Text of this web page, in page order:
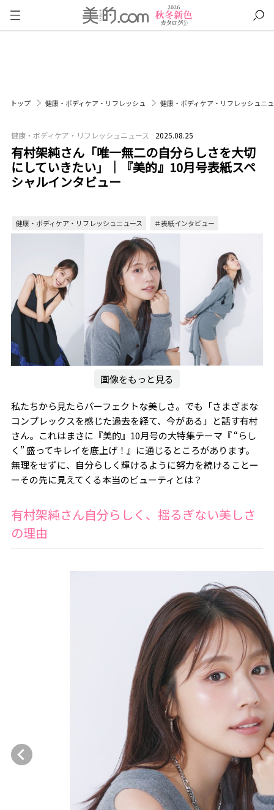
トップ 健康・ボディケア・リフレッシュ 健康・ボディケア・リフレッシュニ
健康・ボディケア・リフレッシュニュース 2025.08.25
有村架純さん「唯一無二の自分らしさを大切
にしていきたい」｜『美的』10月号表紙スペ
シャルインタビュー
健康・ボディケア・リフレッシュニュース ＃表紙インタビュー
画像をもっと見る
私たちから見たらパーフェクトな美しさ。でも「さまざまな
コンプレックスを感じた過去を経て、今がある」と話す有村
さん。これはまさに『美的』10月号の大特集テーマ『 “らし
く” 盛ってキレイを底上げ！』に通じるところがあります。
無理をせずに、自分らしく輝けるように努力を続けることー
ーその先に見えてくる本当のビューティとは？
有村架純さん自分らしく、揺るぎない美しさ
の理由